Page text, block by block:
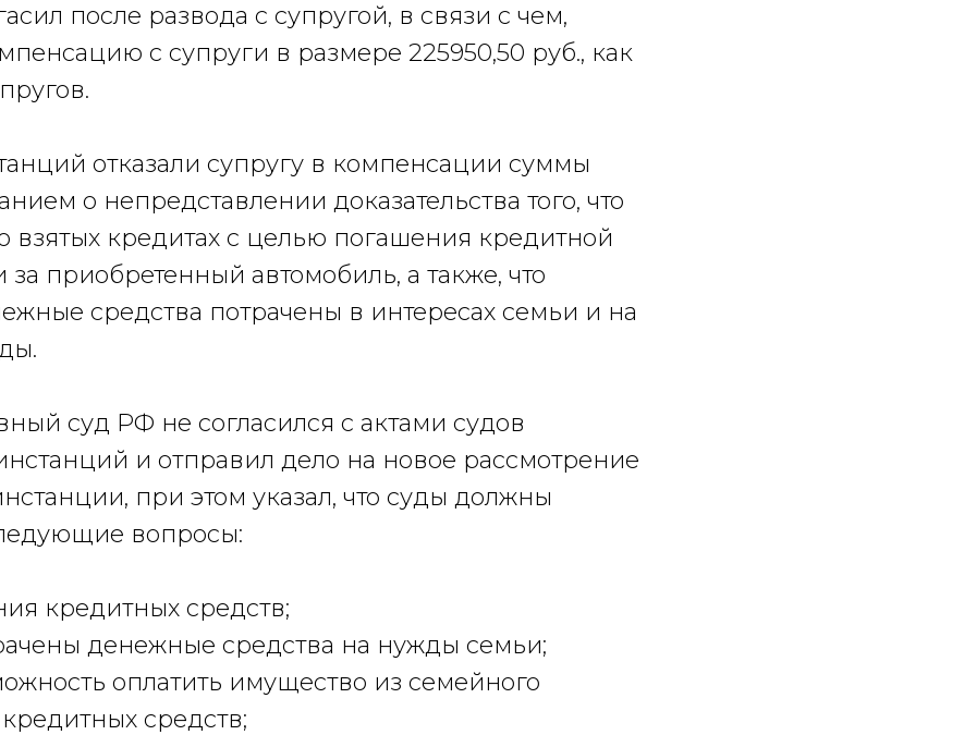
после развода с супругой, в связи с чем,
с супруги в размере 225950,50 руб., как
отказали супругу в компенсации суммы
о непредставлении доказательства того, что
взятых кредитах с целью погашения кредитной
за приобретенный автомобиль, а также, что
средства потрачены в интересах семьи и на
суд РФ не согласился с актами судов
и отправил дело на новое рассмотрение
при этом указал, что суды должны
вопросы:
кредитных средств;
денежные средства на нужды семьи;
оплатить имущество из семейного
средств;